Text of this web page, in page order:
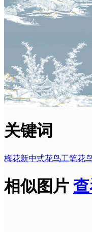
关键词
梅花新中式花鸟工笔花
相似图片